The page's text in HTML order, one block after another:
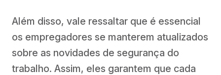
Além disso, vale ressaltar que é essencial
os empregadores se manterem atualizados
sobre as novidades de segurança do
trabalho. Assim, eles garantem que cada